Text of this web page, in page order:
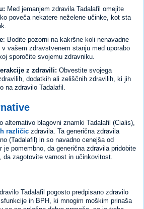
Med jemanjem zdravila Tadalafil omejite
poveča nekatere neželene učinke, kot sta
: Bodite pozorni na kakršne koli nenavadne
vašem zdravstvenem stanju med uporabo
sporočite svojemu zdravniku.
z zdravili: Obvestite svojega
dodatkih ali zeliščnih zdravilih, ki jih
na zdravilo Tadalafil.
alternativo blagovni znamki Tadalafil (Cialis),
različic zdravila. Ta generična zdravila
(Tadalafil) in so navadno cenejša od
je pomembno, da generična zdravila pridobite
da zagotovite varnost in učinkovitost.
Tadalafil pogosto predpisano zdravilo
in BPH, ki mnogim moškim prinaša